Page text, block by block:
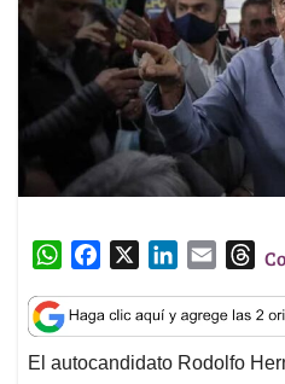
W
a
t
s
c
e
b
n
k
e
a
i
l
T
r
e
a
El autocandidato Rodolfo